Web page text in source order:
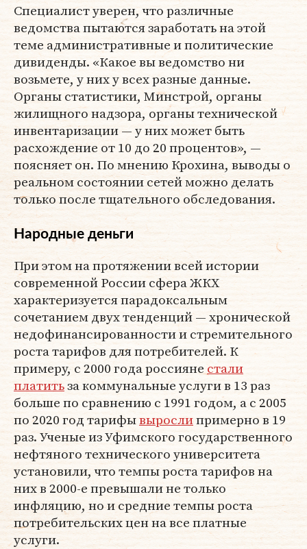
Специалист уверен, что различные
ведомства пытаются заработать на этой
теме административные и политические
дивиденды. «Какое вы ведомство ни
возьмете, у них у всех разные данные.
Органы статистики, Минстрой, органы
жилищного надзора, органы технической
инвентаризации — у них может быть
расхождение от 10 до 20 процентов», —
поясняет он. По мнению Крохина, выводы о
реальном состоянии сетей можно делать
только после тщательного обследования.
Народные деньги
При этом на протяжении всей истории
современной России сфера ЖКХ
характеризуется парадоксальным
сочетанием двух тенденций — хронической
недофинансированности и стремительного
роста тарифов для потребителей. К
примеру, с 2000 года россияне стали
платитьза коммунальные услуги в 13 раз
больше по сравнению с 1991 годом, а с 2005
по 2020 год тарифывырослипримерно в 19
раз. Ученые из Уфимского государственного
нефтяного технического университета
установили, что темпы роста тарифов на
них в 2000-е превышали не только
инфляцию, но и средние темпы роста
потребительских цен на все платные
услуги.